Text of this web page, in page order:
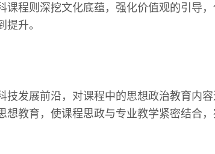
课程则深挖文化底蕴，强化价值观的引导
升。
技发展前沿，对课程中的思想政治教育内
想教育，使课程思政与专业教学紧密结合